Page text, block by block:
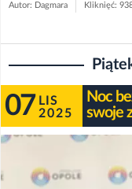
Autor: Dagmara Kliknięć:
07 LIS
2025
Noc
swoje